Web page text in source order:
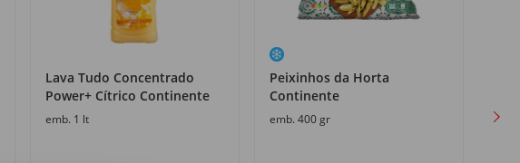
Lava Tudo Concentrado
Power+ Cítrico Continente
emb. 1 lt
Peixinhos da Horta
Continente
emb. 400 gr